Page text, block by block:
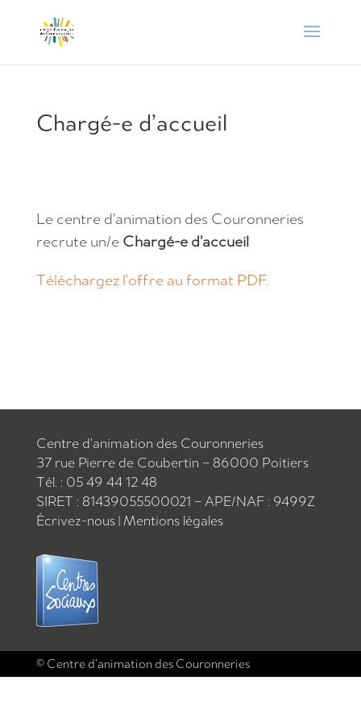
Chargé-e d’accueil
Le centre d’animation des Couronneries
recrute un/e Chargé-e d’accueil
Téléchargez l’offre au format PDF.
Centre d’animation des Couronneries
37 rue Pierre de Coubertin – 86000 Poitiers
Tél. : 05 49 44 12 48
SIRET : 81439055500021 – APE/NAF : 9499Z
Écrivez-nous|Mentions légales
© Centre d’animation des Couronneries